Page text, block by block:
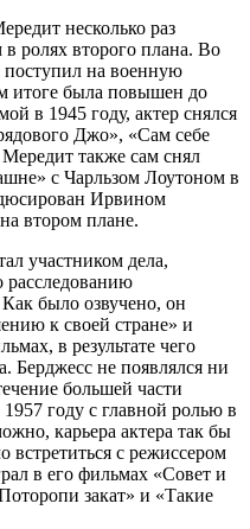
несколько раз
ролях второго плана. Во
на военную
была повышен до
в 1945 году, актер снялся
Джо», «Сам себе
также сам снял
с Чарльзом Лоутоном в
Ирвином
втором плане.
участником дела,
расследованию
было озвучено, он
к своей стране» и
в результате чего
Берджесс не появлялся ни
большей части
году с главной ролью в
карьера актера так бы
встретиться с режиссером
в его фильмах «Совет и
закат» и «Такие